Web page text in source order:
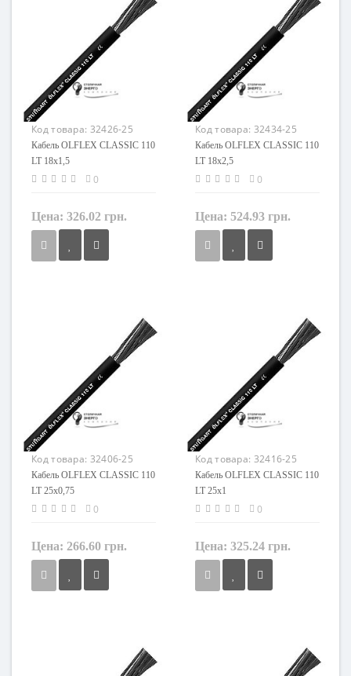
не экранированный
Заземление
с жилой заземления
Маркировка
OLFLEX CLASSIC 110 LT
не экранированный
Заземление
с жилой заземления
Маркировка
OLFLEX CLASSIC 110 LT
Код товара: 32426-25
Кабель OLFLEX CLASSIC 110
LT 18x1,5
0
Цена: 326.02 грн.
не экранированный
Заземление
с жилой заземления
Маркировка
OLFLEX CLASSIC 110 LT
Код товара: 32434-25
Кабель OLFLEX CLASSIC 110
LT 18x2,5
0
Цена: 524.93 грн.
не экранированный
Заземление
с жилой заземления
Маркировка
OLFLEX CLASSIC 110 LT
Код товара: 32406-25
Кабель OLFLEX CLASSIC 110
LT 25x0,75
0
Цена: 266.60 грн.
Код товара: 32416-25
Кабель OLFLEX CLASSIC 110
LT 25x1
0
Цена: 325.24 грн.